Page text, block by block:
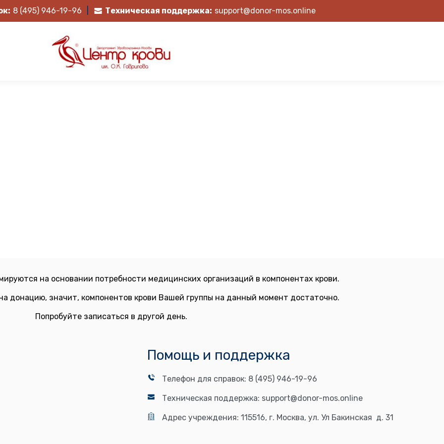
8 (495) 946-19-96 Техническая поддержка: support@donor-mos.online
на основании потребности медицинских организаций в компонентах крови.
донацию, значит, компонентов крови Вашей группы на данный момент достаточно.
Попробуйте записаться в другой день.
Помощь и поддержка
Телефон для справок: 8 (495) 946-19-96
Техническая поддержка: support@donor-mos.online
Адрес учреждения: 115516, г. Москва, ул. Ул Бакинская д. 31